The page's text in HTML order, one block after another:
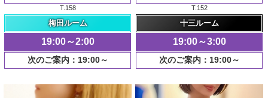
T.158
梅田ルーム
19:00～2:00
次のご案内：19:00～
T.152
十三ルーム
19:00～3:00
次のご案内：19:00～